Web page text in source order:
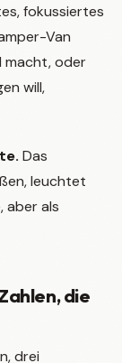
fokussiertes
Van
macht, oder
will,
Das
leuchtet
aber als
die
drei